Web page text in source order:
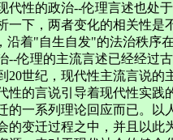
代性的政治--伦理言述也处
一下，两者变化的相关性
着"自生自发"的法治秩序
--伦理的主流言述已经经过
20世纪，现代性主流言说
性的言说引导着现代性实
的一系列理论回应而已。
的变迁过程之中，并且以